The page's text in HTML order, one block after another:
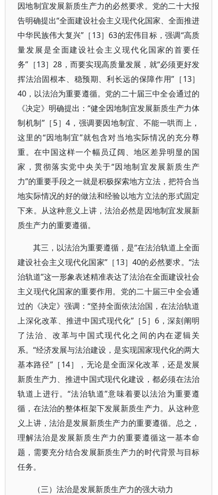
因地制宜发展新质生产力的必然要求。党的二十大报
告明确提出“全面建设社会主义现代化国家、全面推进
中华民族伟大复兴”［13］63的宏伟目标，强调“高质
量发展是全面建设社会主义现代化国家的首要任
务”［13］28，而要实现高质量发展，就“必须更好发
挥法治固根本、稳预期、利长远的保障作用”［13］
40，以法治为重要遵循。党的二十届三中全会通过的
《决定》明确提出：“健全因地制宜发展新质生产力体
制机制”［5］4，强调要因地制宜、不能一哄而上，
这里的“因地制宜”就包含对当地实际情况的充分尊
重。在中国这样一个幅员辽阔、地区差异明显的国
家，贯彻落实党中央关于“因地制宜发展新质生产
力”的重要手段之一就是积极探索地方立法，把符合当
地实际情况的好的做法和经验以地方立法的形式固定
下来。从这种意义上讲，法治必然是因地制宜发展新
质生产力的重要遵循。
其三，以法治为重要遵循，是“在法治轨道上全面
建设社会主义现代化国家”［13］40的必然要求。“法
治轨道”这一形象表述精准表达了法治在全面建设社会
主义现代化国家的重要作用。党的二十届三中全会通
过的《决定》强调：“坚持全面依法治国，在法治轨道
上深化改革、推进中国式现代化”［5］6，深刻阐明
了法治、改革与中国式现代化之间的内在逻辑关
系。“经济发展与法治建设，是实现国家现代化的两大
基本路径”［14］，无论是全面深化改革，还是发展
新质生产力、推进中国式现代化建设，都必须在法治
轨道上进行。“法治轨道”意味着要以法治为重要遵
循，在法治的整体框架下发展新质生产力。从这种意
义上讲，法治是发展新质生产力的重要遵循。总之，
理解法治是发展新质生产力的重要遵循这一基本命
题，需要充分结合发展新质生产力的时代背景与目标
任务。
（三）法治是发展新质生产力的强大动力